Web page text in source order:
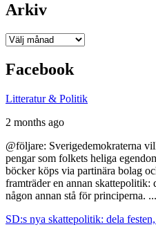
Arkiv
Arkiv
Facebook
Litteratur & Politik
2 months ago
@följare: Sverigedemokraterna
pengar som folkets heliga
böcker köps via partinära bolag
framträder en annan skattepolitik:
någon annan stå för principerna. ...
SD:s nya skattepolitik: dela